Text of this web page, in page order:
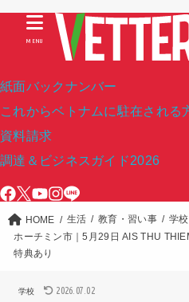
紙面バックナンバー
これからベトナムに駐在される
資料請求
調達＆ビジネスガイド2026
MENU
HOME 生活 教育・習い事
学校
ホーチミン市｜5月29日 AIS THU
特典あり
学校 2026.07.02